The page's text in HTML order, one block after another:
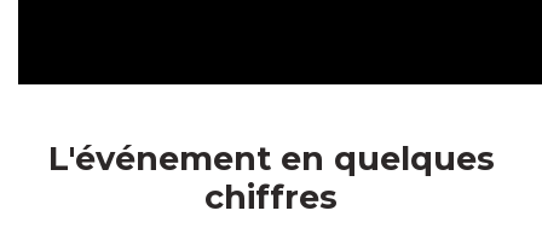
L'événement en quelques
chiffres